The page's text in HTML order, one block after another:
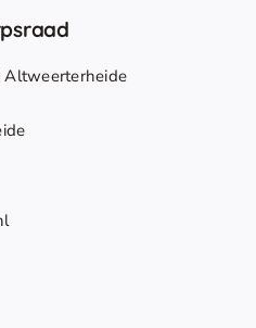
Altweerterheide